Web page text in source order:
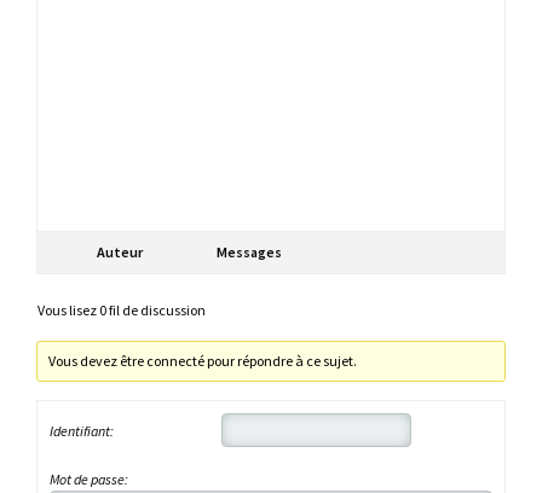
Auteur Messages
Vous lisez 0 fil de discussion
Vous devez être connecté pour répondre à ce sujet.
Identifiant:
Mot de passe: